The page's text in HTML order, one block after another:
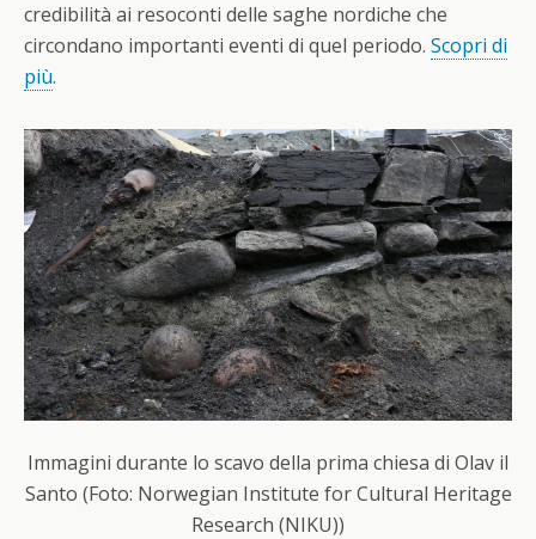
credibilità ai resoconti delle saghe nordiche che
circondano importanti eventi di quel periodo. Scopri di
più.
Immagini durante lo scavo della prima chiesa di Olav il
Santo (Foto: Norwegian Institute for Cultural Heritage
Research (NIKU))